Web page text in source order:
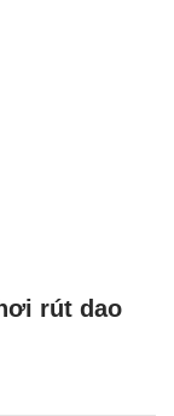
rút dao